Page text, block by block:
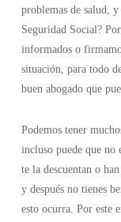
problemas de salud,
Seguridad Social?
informados o
situación, para todo
buen abogado que
Podemos tener
incluso puede que no
te la descuentan o
y después no tienes
esto ocurra. Por este